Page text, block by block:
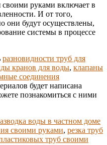
руками включает в
И от того,
они будут осуществлены,
системы в процессе
разновидности труб для
кранов для воды, клапаны
соединения
будет написана
познакомиться с ними
воды в частном доме
своими руками, резка труб
труб своими